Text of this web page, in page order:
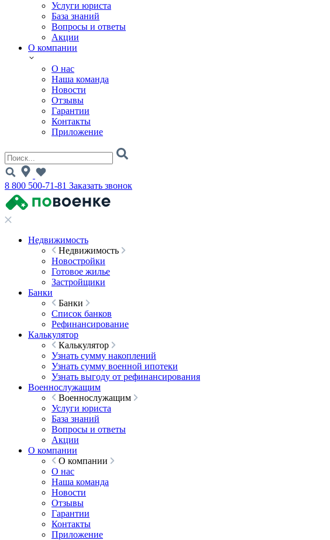
Услуги юриста
База знаний
Вопросы и ответы
Акции
О компании
О нас
Наша команда
Новости
Отзывы
Гарантии
Контакты
Приложение
8 800 500-71-81 Заказать звонок
Недвижимость
Недвижимость
Новостройки
Готовое жилье
Застройщики
Банки
Банки
Список банков
Рефинансирование
Калькулятор
Калькулятор
Узнать сумму накоплений
Узнать сумму военной ипотеки
Узнать выгоду от рефинансирования
Военнослужащим
Военнослужащим
Услуги юриста
База знаний
Вопросы и ответы
Акции
О компании
О компании
О нас
Наша команда
Новости
Отзывы
Гарантии
Контакты
Приложение